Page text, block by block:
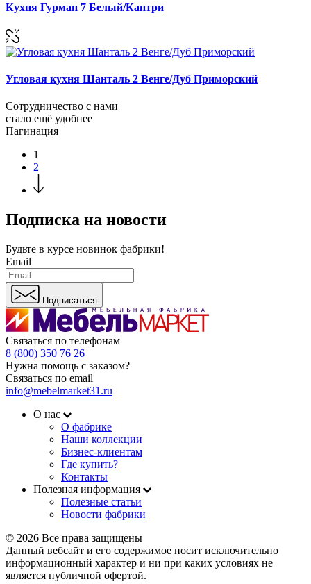
Кухня Гурман 7 Белый/Кантри
Угловая кухня Шанталь 2 Венге/Дуб Приморский
Сотрудничество с нами
стало ещё удобнее
Пагинация
1
2
Подписка на новости
Будьте в курсе новинок фабрики!
Email
Подписаться
Связаться по телефонам
8 (800) 350 76 26
Нужна помощь с заказом?
Связаться по email
info@mebelmarket31.ru
О нас
О фабрике
Наши коллекции
Бизнес-клиентам
Где купить?
Контакты
Полезная информация
Полезные статьи
Новости фабрики
© 2026 Все права защищены
Данный вебсайт и его содержимое носит исключительно
информационный характер и ни при каких условиях не
является публичной офертой.